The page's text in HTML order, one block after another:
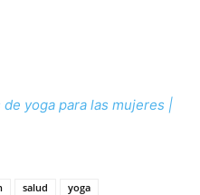
yoga para las mujeres |
salud yoga